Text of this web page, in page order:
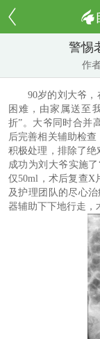
警惕
作
90岁的刘大爷
困难，由家属送至
折”。大爷同时合并
后完善相关辅助检
积极处理，排除了
成功为刘大爷实施
仅50ml，术后复查X
及护理团队的尽心
器辅助下下地行走，